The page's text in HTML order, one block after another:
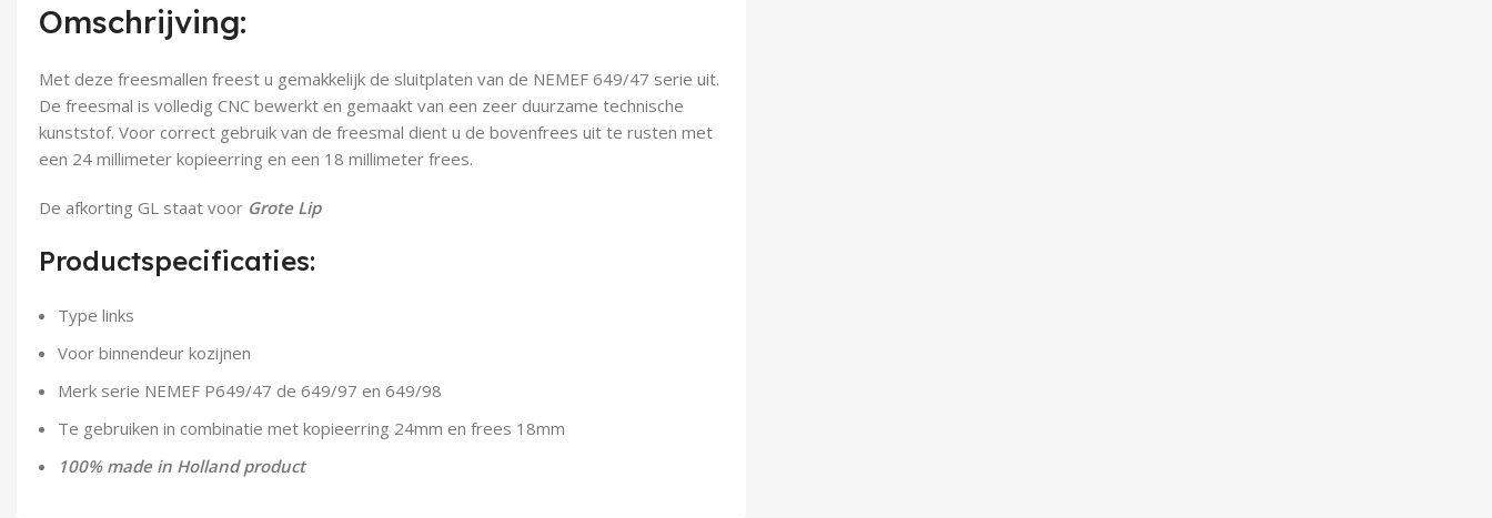
Omschrijving:
Met deze freesmallen freest u gemakkelijk de sluitplaten van de NEMEF 649/47 serie uit.
De freesmal is volledig CNC bewerkt en gemaakt van een zeer duurzame technische
kunststof. Voor correct gebruik van de freesmal dient u de bovenfrees uit te rusten met
een 24 millimeter kopieerring en een 18 millimeter frees.
De afkorting GL staat voor Grote Lip
Productspecificaties:
Type links
Voor binnendeur kozijnen
Merk serie NEMEF P649/47 de 649/97 en 649/98
Te gebruiken in combinatie met kopieerring 24mm en frees 18mm
100% made in Holland product